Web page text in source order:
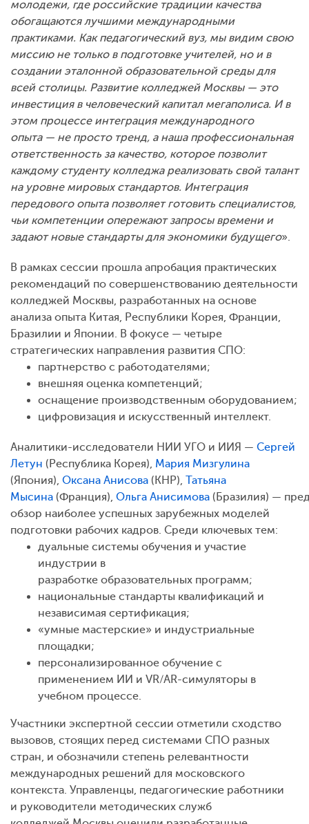
молодежи, где российские традиции качества
обогащаются лучшими международными
практиками. Как педагогический вуз, мы видим свою
миссию не только в подготовке учителей, но и в
создании эталонной образовательной среды для
всей столицы. Развитие колледжей Москвы — это
инвестиция в человеческий капитал мегаполиса. И в
этом процессе интеграция международного
опыта — не просто тренд, а наша профессиональная
ответственность за качество, которое позволит
каждому студенту колледжа реализовать свой талант
на уровне мировых стандартов. Интеграция
передового опыта позволяет готовить специалистов,
чьи компетенции опережают запросы времени и
задают новые стандарты для экономики будущего».
В рамках сессии прошла апробация практических
рекомендаций по совершенствованию деятельности
колледжей Москвы, разработанных на основе
анализа опыта Китая, Республики Корея, Франции,
Бразилии и Японии. В фокусе — четыре
стратегических направления развития СПО:
партнерство с работодателями;
внешняя оценка компетенций;
оснащение производственным оборудованием;
цифровизация и искусственный интеллект.
Аналитики-исследователи НИИ УГО и ИИЯ — Сергей
Летун (Республика Корея), Мария Мизгулина
(Япония), Оксана Анисова (КНР), Татьяна
Мысина (Франция), Ольга Анисимова (Бразилия) —
обзор наиболее успешных зарубежных моделей
подготовки рабочих кадров. Среди ключевых тем:
дуальные системы обучения и участие
индустрии в
разработке образовательных программ;
национальные стандарты квалификаций и
независимая сертификация;
«умные мастерские» и индустриальные
площадки;
персонализированное обучение с
применением ИИ и VR/AR-симуляторы в
учебном процессе.
Участники экспертной сессии отметили сходство
вызовов, стоящих перед системами СПО разных
стран, и обозначили степень релевантности
международных решений для московского
контекста. Управленцы, педагогические работники
и руководители методических служб